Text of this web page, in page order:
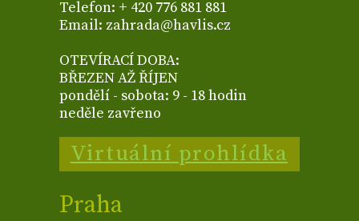
Telefon: + 420 776 881 881
Email: zahrada@havlis.cz
OTEVÍRACÍ DOBA:
BŘEZEN AŽ ŘÍJEN
pondělí - sobota: 9 - 18 hodin
neděle zavřeno
Virtuální prohlídka
Praha